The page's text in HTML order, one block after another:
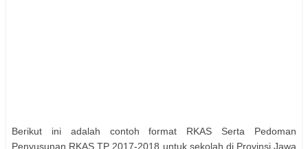
Berikut ini adalah contoh format RKAS Serta Pedoman
Penyusunan RKAS TP 2017-2018 untuk sekolah di Provinsi Jawa